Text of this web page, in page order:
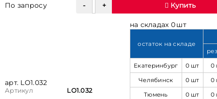
По запросу Купить
арт. LO1.032
Артикул
LO1.032
на складах 0 шт
остаток на складе
Екатеринбург
0 шт
0
Челябинск
0 шт
0
Тюмень
0 шт
0